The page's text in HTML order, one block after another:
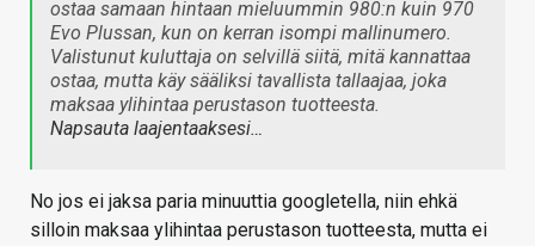
ostaa samaan hintaan mieluummin 980:n kuin 970
Evo Plussan, kun on kerran isompi mallinumero.
Valistunut kuluttaja on selvillä siitä, mitä kannattaa
ostaa, mutta käy sääliksi tavallista tallaajaa, joka
maksaa ylihintaa perustason tuotteesta.
Napsauta laajentaaksesi…
No jos ei jaksa paria minuuttia googletella, niin ehkä
silloin maksaa ylihintaa perustason tuotteesta, mutta ei